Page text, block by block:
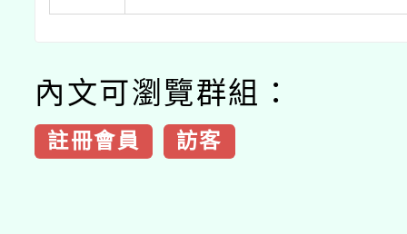
內文可瀏覽群組：
註冊會員 訪客